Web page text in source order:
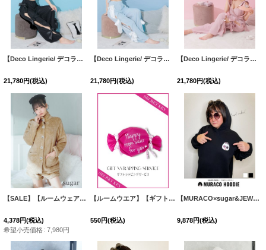
絞り込む
【Deco Lingerie/ デコランジェリー】 Deco Lingerie PJ 02/ ルームウェア/ 2点セット[OF08]
21,780円(税込)
【Deco Lingerie/ デコランジェリー】 Deco Lingerie PJ 02/ ルームウェア/ 2点セット[OF08]
21,780円(税込)
【Deco Lingerie/ デコランジェリー】 Deco Lingerie PJ 02/ ルームウェア/ 2点セット[OF08]
21,780円(税込)
【SALE】【ルームウェア】もこもこ/ パールボタン/ ハイネック/ 長袖/ ポケット付き/ パンツ/ セットアップ/ ルームウエア[HC02]
4,378円(税込)
希望小売価格: 7,980円
【ルームウエア】【ギフトラッピング】SECRETKEYキャンディラッピング【OF08】
550円(税込)
【MURACO×sugar&JEWELS】MURACOLONDON ムラココラボパーカー/フーディー/ トレーナー/シンプルロゴデザイン[HC02]
9,878円(税込)